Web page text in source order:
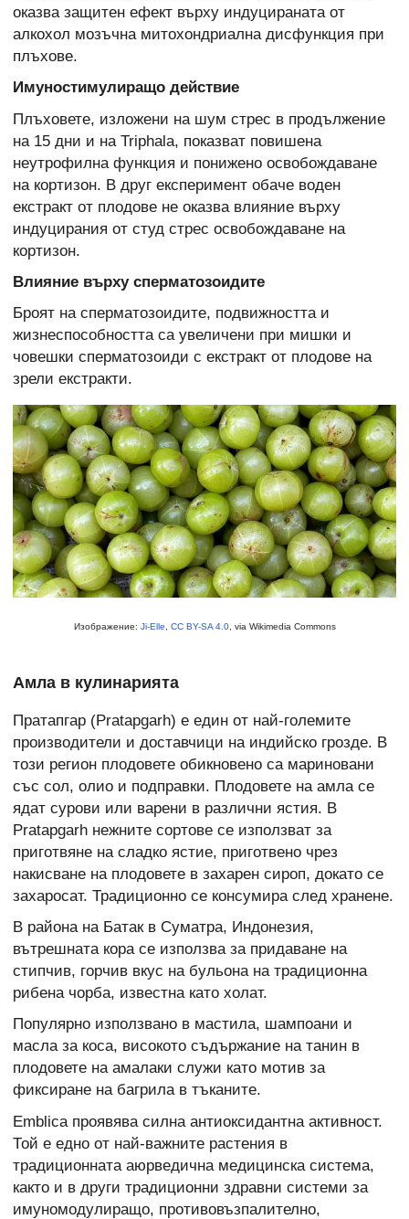
оказва защитен ефект върху индуцираната от
алкохол мозъчна митохондриална дисфункция при
плъхове.
Имуностимулиращо действие
Плъховете, изложени на шум стрес в продължение
на 15 дни и на Triphala, показват повишена
неутрофилна функция и понижено освобождаване
на кортизон. В друг експеримент обаче воден
екстракт от плодове не оказва влияние върху
индуцирания от студ стрес освобождаване на
кортизон.
Влияние върху сперматозоидите
Броят на сперматозоидите, подвижността и
жизнеспособността са увеличени при мишки и
човешки сперматозоиди с екстракт от плодове на
зрели екстракти.
Изображение: Ji-Elle, CC BY-SA 4.0, via Wikimedia Commons
Амла в кулинарията
Пратапгар (Pratapgarh) е един от най-големите
производители и доставчици на индийско грозде. В
този регион плодовете обикновено са мариновани
със сол, олио и подправки. Плодовете на амла се
ядат сурови или варени в различни ястия. В
Pratapgarh нежните сортове се използват за
приготвяне на сладко ястие, приготвено чрез
накисване на плодовете в захарен сироп, докато се
захаросат. Традиционно се консумира след хранене.
В района на Батак в Суматра, Индонезия,
вътрешната кора се използва за придаване на
стипчив, горчив вкус на бульона на традиционна
рибена чорба, известна като холат.
Популярно използвано в мастила, шампоани и
масла за коса, високото съдържание на танин в
плодовете на амалаки служи като мотив за
фиксиране на багрила в тъканите.
Emblica проявява силна антиоксидантна активност.
Той е едно от най-важните растения в
традиционната аюрведична медицинска система,
както и в други традиционни здравни системи за
имуномодулиращо, противовъзпалително,